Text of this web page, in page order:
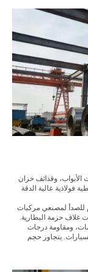
الأبواب، وقذائف خزان
فولاذية عالية الدقة
المقاوم للصدأ لمصنعي مركبات
غلاف حزمة البطارية.
ومقاومة درجات
يتجاوز حجم